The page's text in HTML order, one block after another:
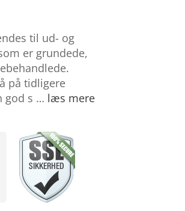
til ud- og
er grundede,
på tidligere
god s … læs mere